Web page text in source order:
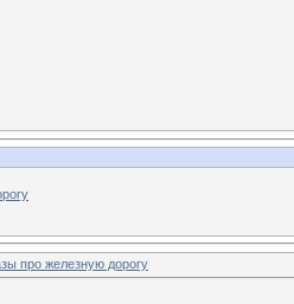
про железную дорогу